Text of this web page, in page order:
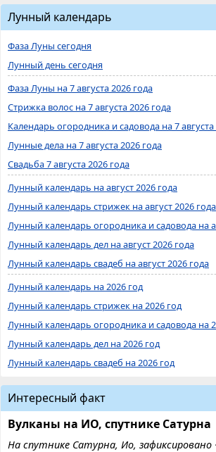
Лунный календарь
Фаза Луны сегодня
Лунный день сегодня
Фаза Луны на 7 августа 2026 года
Стрижка волос на 7 августа 2026 года
Календарь огородника и садовода на 7 августа
Лунные дела на 7 августа 2026 года
Свадьба 7 августа 2026 года
Лунный календарь на август 2026 года
Лунный календарь стрижек на август 2026 года
Лунный календарь огородника и садовода на
Лунный календарь дел на август 2026 года
Лунный календарь свадеб на август 2026 года
Лунный календарь на 2026 год
Лунный календарь стрижек на 2026 год
Лунный календарь огородника и садовода на
Лунный календарь дел на 2026 год
Лунный календарь свадеб на 2026 год
Интересный факт
Вулканы на ИО, спутнике Сатурна
На спутнике Сатурна, Ио, зафиксировано